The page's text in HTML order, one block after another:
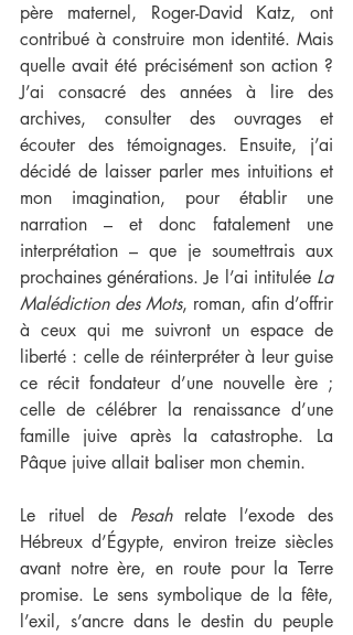
père maternel, Roger-David Katz, ont
contribué à construire mon identité. Mais
quelle avait été précisément son action ?
J’ai consacré des années à lire des
archives, consulter des ouvrages et
écouter des témoignages. Ensuite, j’ai
décidé de laisser parler mes intuitions et
mon imagination, pour établir une
narration – et donc fatalement une
interprétation – que je soumettrais aux
prochaines générations. Je l’ai intitulée La
Malédiction des Mots, roman, afin d’offrir
à ceux qui me suivront un espace de
liberté : celle de réinterpréter à leur guise
ce récit fondateur d’une nouvelle ère ;
celle de célébrer la renaissance d’une
famille juive après la catastrophe. La
Pâque juive allait baliser mon chemin.
Le rituel de Pesah relate l’exode des
Hébreux d’Égypte, environ treize siècles
avant notre ère, en route pour la Terre
promise. Le sens symbolique de la fête,
l’exil, s’ancre dans le destin du peuple